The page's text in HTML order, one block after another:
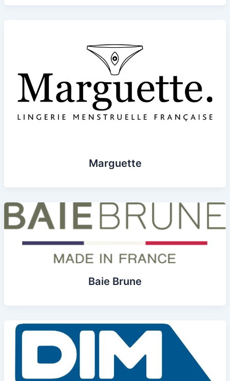
Marguette
Baie Brune